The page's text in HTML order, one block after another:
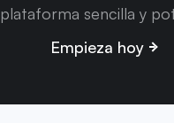
plataforma sencilla y
Empieza hoy